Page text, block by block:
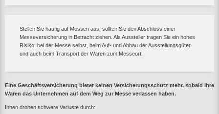
Stellen Sie häufig auf Messen aus, sollten Sie den Abschluss einer
Messeversicherung in Betracht ziehen. Als Aussteller tragen Sie ein hohes
Risiko: bei der Messe selbst, beim Auf- und Abbau der Ausstellungsgüter
und auch beim Transport der Waren zum Messeort.
Eine Geschäftsversicherung bietet keinen Versicherungsschutz mehr, sobald Ihre
Waren das Unternehmen auf dem Weg zur Messe verlassen haben.
Ihnen drohen schwere Verluste durch: